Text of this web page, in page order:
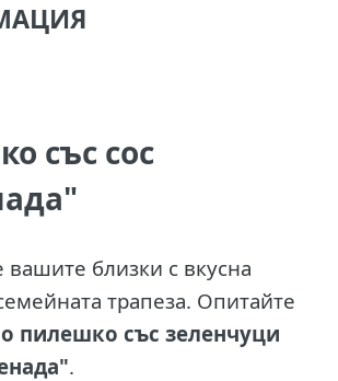
със сос
вашите близки с вкусна
трапеза. Опитайте
пилешко със зеленчуци
.